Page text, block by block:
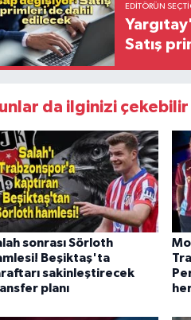
EDITÖRÜN
Satış
da ilginizi çekebilir
sonrası Sörloth
Beşiktaş'ta
sakinleştirecek
planı